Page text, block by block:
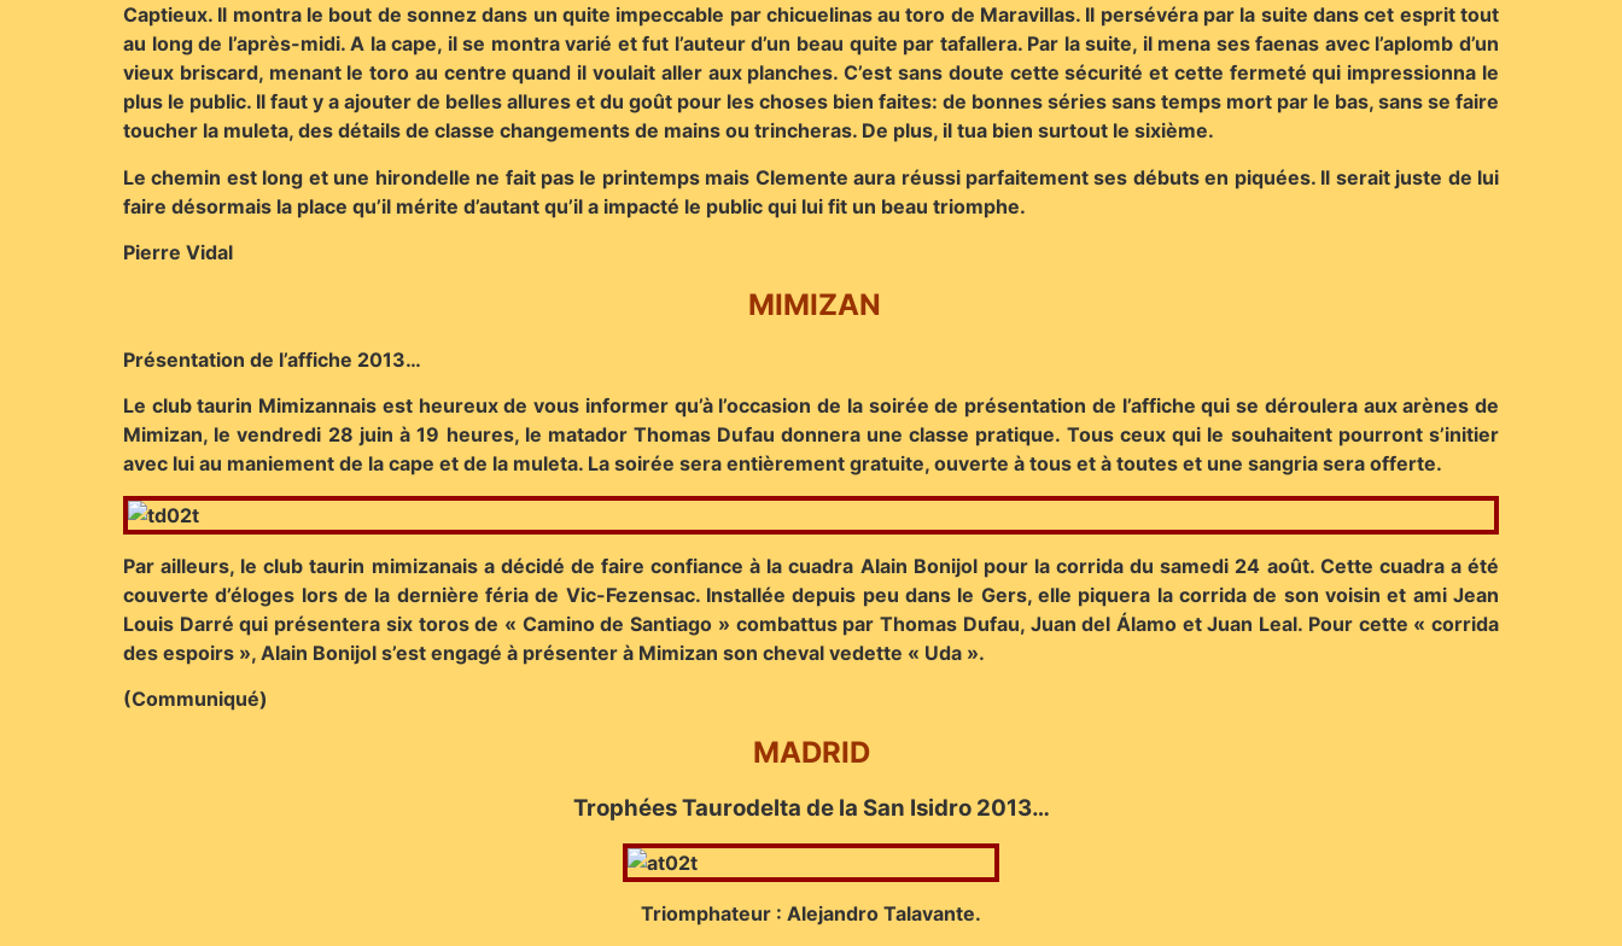
Captieux. Il montra le bout de sonnez dans un quite impeccable par chicuelinas au toro de Maravillas. Il persévéra par la suite dans cet esprit tout
au long de l’après-midi. A la cape, il se montra varié et fut l’auteur d’un beau quite par tafallera. Par la suite, il mena ses faenas avec l’aplomb d’un
vieux briscard, menant le toro au centre quand il voulait aller aux planches. C’est sans doute cette sécurité et cette fermeté qui impressionna le
plus le public. Il faut y a ajouter de belles allures et du goût pour les choses bien faites: de bonnes séries sans temps mort par le bas, sans se faire
toucher la muleta, des détails de classe changements de mains ou trincheras. De plus, il tua bien surtout le sixième.
Le chemin est long et une hirondelle ne fait pas le printemps mais Clemente aura réussi parfaitement ses débuts en piquées. Il serait juste de lui
faire désormais la place qu’il mérite d’autant qu’il a impacté le public qui lui fit un beau triomphe.
Pierre Vidal
MIMIZAN
Présentation de l’affiche 2013…
Le club taurin Mimizannais est heureux de vous informer qu’à l’occasion de la soirée de présentation de l’affiche qui se déroulera aux arènes de
Mimizan, le vendredi 28 juin à 19 heures, le matador Thomas Dufau donnera une classe pratique. Tous ceux qui le souhaitent pourront s’initier
avec lui au maniement de la cape et de la muleta. La soirée sera entièrement gratuite, ouverte à tous et à toutes et une sangria sera offerte.
Par ailleurs, le club taurin mimizanais a décidé de faire confiance à la cuadra Alain Bonijol pour la corrida du samedi 24 août. Cette cuadra a été
couverte d’éloges lors de la dernière féria de Vic-Fezensac. Installée depuis peu dans le Gers, elle piquera la corrida de son voisin et ami Jean
Louis Darré qui présentera six toros de « Camino de Santiago » combattus par Thomas Dufau, Juan del Álamo et Juan Leal. Pour cette « corrida
des espoirs », Alain Bonijol s’est engagé à présenter à Mimizan son cheval vedette « Uda ».
(Communiqué)
MADRID
Trophées Taurodelta de la San Isidro 2013…
Triomphateur : Alejandro Talavante.